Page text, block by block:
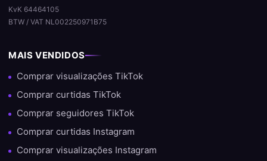
KvK 64464105
BTW / VAT NL002250971B75
MAIS VENDIDOS
Comprar visualizações TikTok
Comprar curtidas TikTok
Comprar seguidores TikTok
Comprar curtidas Instagram
Comprar visualizações Instagram